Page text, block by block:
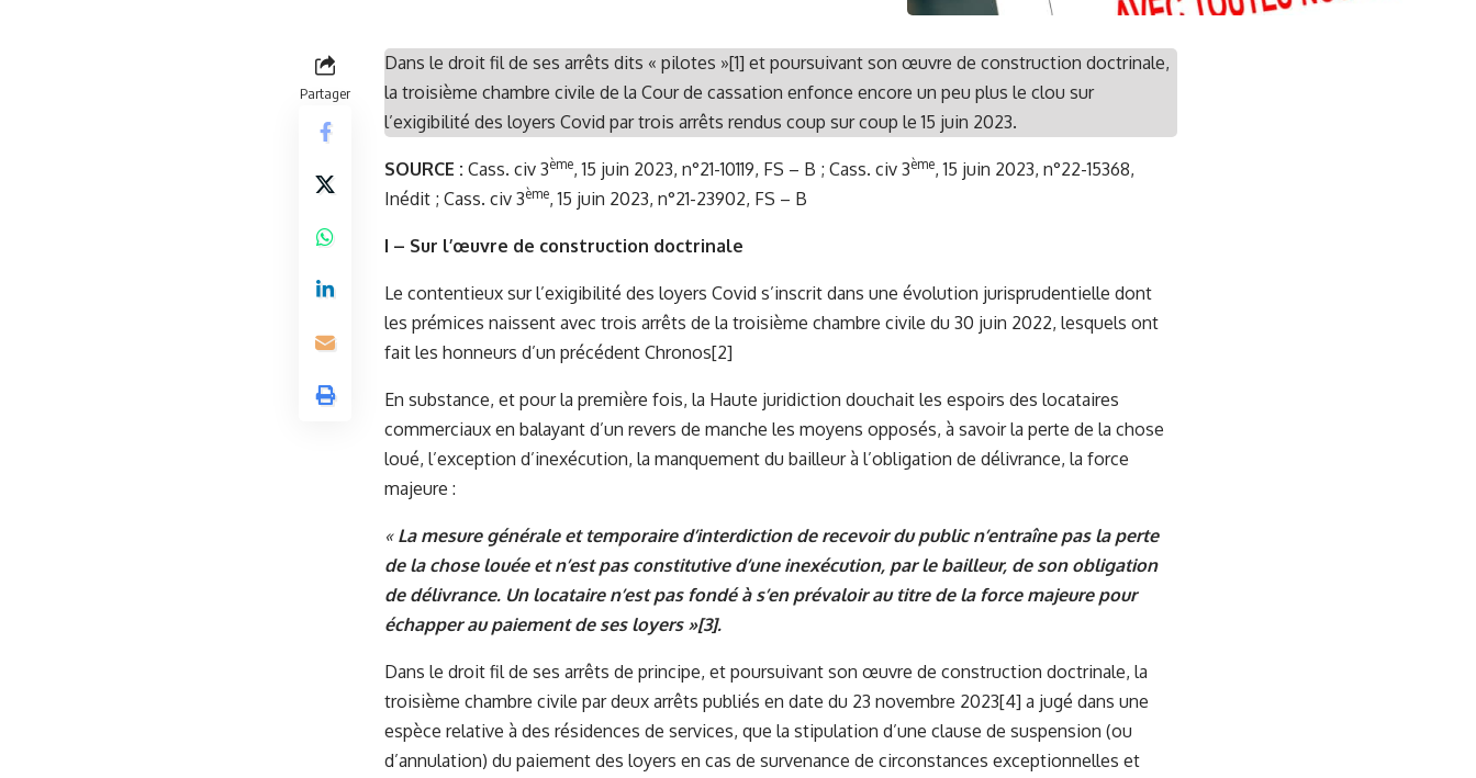
Partager
Dans le droit fil de ses arrêts dits « pilotes »[1] et poursuivant son œuvre de construction doctrinale,
la troisième chambre civile de la Cour de cassation enfonce encore un peu plus le clou sur
l’exigibilité des loyers Covid par trois arrêts rendus coup sur coup le 15 juin 2023.
SOURCE : Cass. civ 3ème, 15 juin 2023, n°21-10119, FS – B ; Cass. civ 3ème, 15 juin 2023, n°22-15368,
Inédit ; Cass. civ 3ème, 15 juin 2023, n°21-23902, FS – B
I – Sur l’œuvre de construction doctrinale
Le contentieux sur l’exigibilité des loyers Covid s’inscrit dans une évolution jurisprudentielle dont
les prémices naissent avec trois arrêts de la troisième chambre civile du 30 juin 2022, lesquels ont
fait les honneurs d’un précédent Chronos[2]
En substance, et pour la première fois, la Haute juridiction douchait les espoirs des locataires
commerciaux en balayant d’un revers de manche les moyens opposés, à savoir la perte de la chose
loué, l’exception d’inexécution, la manquement du bailleur à l’obligation de délivrance, la force
majeure :
« La mesure générale et temporaire d’interdiction de recevoir du public n’entraîne pas la perte
de la chose louée et n’est pas constitutive d’une inexécution, par le bailleur, de son obligation
de délivrance. Un locataire n’est pas fondé à s’en prévaloir au titre de la force majeure pour
échapper au paiement de ses loyers »[3].
Dans le droit fil de ses arrêts de principe, et poursuivant son œuvre de construction doctrinale, la
troisième chambre civile par deux arrêts publiés en date du 23 novembre 2023[4] a jugé dans une
espèce relative à des résidences de services, que la stipulation d’une clause de suspension (ou
d’annulation) du paiement des loyers en cas de survenance de circonstances exceptionnelles et